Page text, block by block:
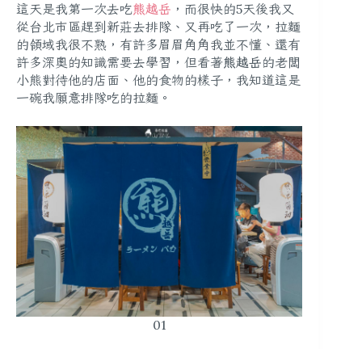
這天是我第一次去吃熊越岳 ，而很快的5天後我又
從台北市區趕到新莊去排隊、又再吃了一次，拉麵
的領域我很不熟，有許多眉眉角角我並不懂、還有
許多深奧的知識需要去學習，但看著熊越岳的老闆
小熊對待他的店面、他的食物的樣子，我知道這是
一碗我願意排隊吃的拉麵。
01